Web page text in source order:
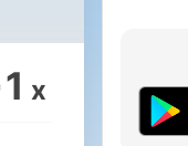
1 x